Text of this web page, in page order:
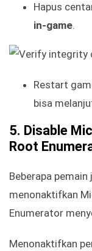
Hapus
in-game.
Restart
bisa
5. Disable
Root
Beberapa
menonaktifkan
Enumerator
Menonaktifkan